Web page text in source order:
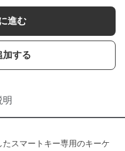
進む
加する
明
スマートキー専用のキーケ